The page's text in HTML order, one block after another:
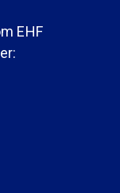
EHF